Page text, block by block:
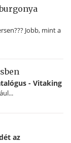
Jobb, mint a
- Vitaking
az